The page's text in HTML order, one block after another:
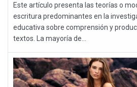
Este artículo presenta las teorías o
escritura predominantes en la
educativa sobre comprensión y
textos. La mayoría de...